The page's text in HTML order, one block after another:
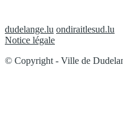
dudelange.lu ondiraitlesud.lu
Notice légale
© Copyright - Ville de